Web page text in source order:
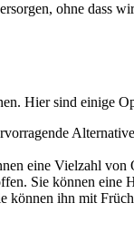
ohne dass
Hier sind einige
eine Vielzahl
Sie können
ihn mit